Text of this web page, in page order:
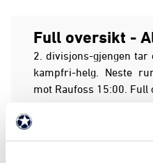
Full oversikt -
2. divisjons-gjengen
kampfri-helg. Neste
mot Raufoss 15:00. Full
I vår
kamper, tid/sted,